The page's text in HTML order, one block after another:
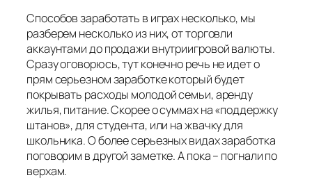
Способов заработать в играх несколько, мы
разберем несколько из них, от торговли
аккаунтами до продажи внутриигровой валюты.
Сразу оговорюсь, тут конечно речь не идет о
прям серьезном заработке который будет
покрывать расходы молодой семьи, аренду
жилья, питание. Скорее о суммах на «поддержку
штанов», для студента, или на жвачку для
школьника. О более серьезных видах заработка
поговорим в другой заметке. А пока – погнали по
верхам.